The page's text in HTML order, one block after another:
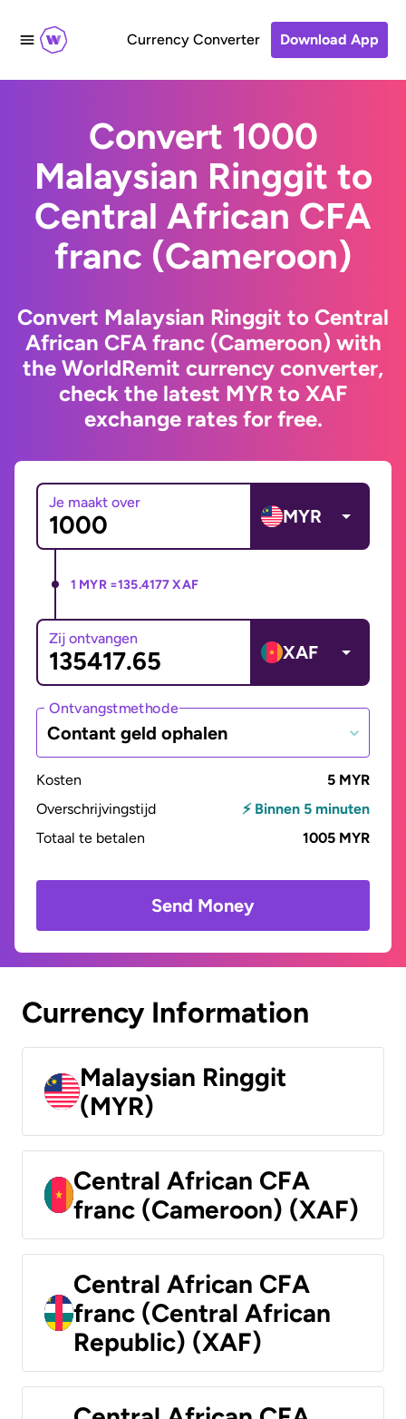
Currency Converter Download App
Convert 1000
Malaysian Ringgit to
Central African CFA
franc (Cameroon)
Convert Malaysian Ringgit to Central
African CFA franc (Cameroon) with
the WorldRemit currency converter,
check the latest MYR to XAF
exchange rates for free.
Je maakt over
MYR
1 MYR =135.4177 XAF
Zij ontvangen
XAF
Ontvangstmethode
Contant geld ophalen
Kosten
5 MYR
Overschrijvingstijd
⚡ Binnen 5 minuten
Totaal te betalen
1005 MYR
Send Money
Currency Information
Malaysian Ringgit
(MYR)
Central African CFA
franc (Cameroon) (XAF)
Central African CFA
franc (Central African
Republic) (XAF)